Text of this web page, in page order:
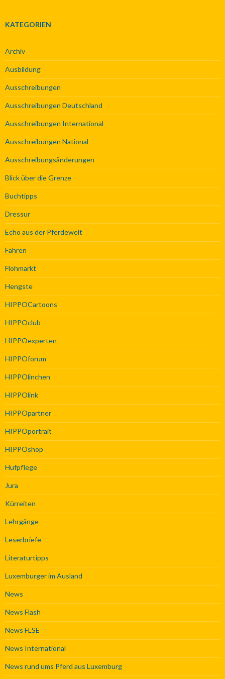
KATEGORIEN
Archiv
Ausbildung
Ausschreibungen
Ausschreibungen Deutschland
Ausschreibungen International
Ausschreibungen National
Ausschreibungsänderungen
Blick über die Grenze
Buchtipps
Dressur
Echo aus der Pferdewelt
Fahren
Flohmarkt
Hengste
HIPPOCartoons
HIPPOclub
HIPPOexperten
HIPPOforum
HIPPOlinchen
HIPPOlink
HIPPOpartner
HIPPOportrait
HIPPOshop
Hufpflege
Jura
Kürreiten
Lehrgänge
Leserbriefe
Literaturtipps
Luxemburger im Ausland
News
News Flash
News FLSE
News International
News rund ums Pferd aus Luxemburg